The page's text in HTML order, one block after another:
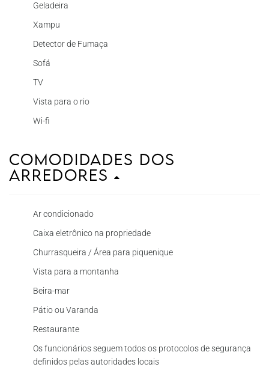
Geladeira
Xampu
Detector de Fumaça
Sofá
TV
Vista para o rio
Wi-fi
Comodidades dos
Arredores
Ar condicionado
Caixa eletrônico na propriedade
Churrasqueira / Área para piquenique
Vista para a montanha
Beira-mar
Pátio ou Varanda
Restaurante
Os funcionários seguem todos os protocolos de segurança
definidos pelas autoridades locais